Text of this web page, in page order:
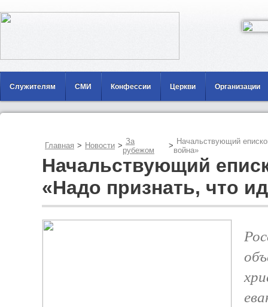
Служителям СМИ Конфессии Церкви Организации
Главная > Новости > За
рубежом
> Начальствующий
война»
Начальствующий
«Надо признать, что